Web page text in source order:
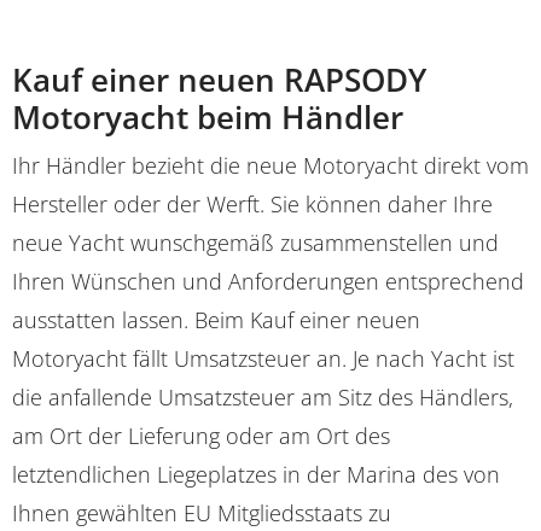
Kauf einer neuen RAPSODY
Motoryacht beim Händler
Ihr Händler bezieht die neue Motoryacht direkt vom
Hersteller oder der Werft. Sie können daher Ihre
neue Yacht wunschgemäß zusammenstellen und
Ihren Wünschen und Anforderungen entsprechend
ausstatten lassen. Beim Kauf einer neuen
Motoryacht fällt Umsatzsteuer an. Je nach Yacht ist
die anfallende Umsatzsteuer am Sitz des Händlers,
am Ort der Lieferung oder am Ort des
letztendlichen Liegeplatzes in der Marina des von
Ihnen gewählten EU Mitgliedsstaats zu